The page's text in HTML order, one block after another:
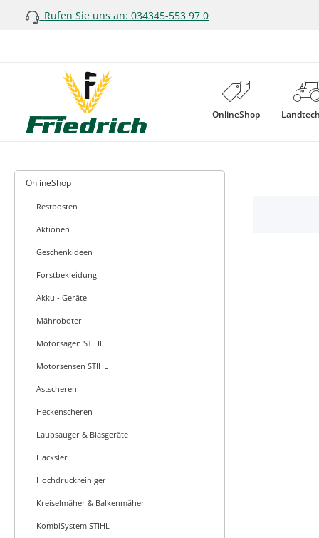
Hauptinhalt springen
Zur Suche springen
Zur Hauptnavigation springen
Rufen Sie uns an: 034345-553 97 0
OnlineShop
OnlineShop
Restposten
Aktionen
Geschenkideen
Forstbekleidung
Akku - Geräte
Mähroboter
Motorsägen STIHL
Motorsensen STIHL
Astscheren
Heckenscheren
Laubsauger & Blasgeräte
Häcksler
Hochdruckreiniger
Kreiselmäher & Balkenmäher
KombiSystem STIHL